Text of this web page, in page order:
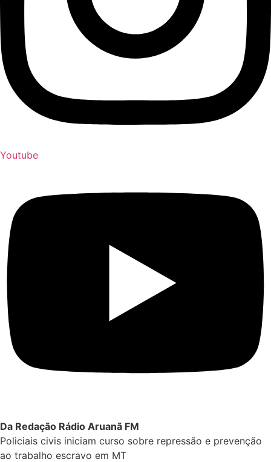
Youtube
Da Redação Rádio Aruanã FM
Policiais civis iniciam curso sobre repressão e prevenção
ao trabalho escravo em MT